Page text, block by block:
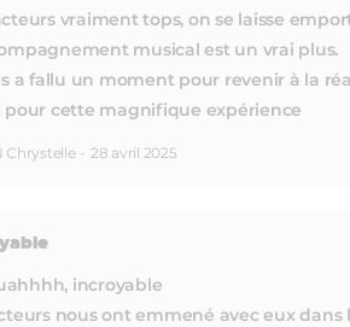
vraiment tops, on se laisse
musical est un vrai plus.
a fallu un moment pour revenir à la
pour cette magnifique expérience
Chrystelle - 28 avril 2025
incroyable
nous ont emmené avec eux